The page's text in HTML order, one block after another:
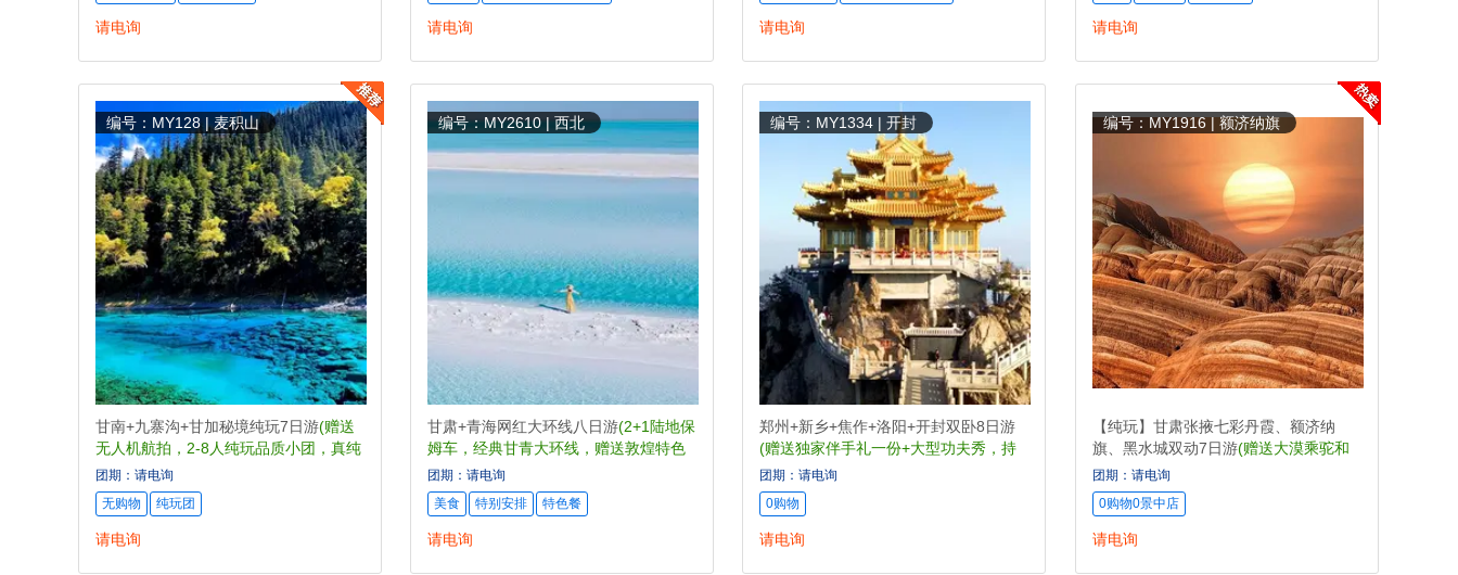
请电询 请电询 请电询 请电询
编号：MY128 | 麦积山
甘南+九寨沟+甘加秘境纯玩7日游(赠送
无人机航拍，2-8人纯玩品质小团，真纯
玩0购物0套路)
团期：请电询
无购物
纯玩团
请电询
编号：MY2610 | 西北
甘肃+青海网红大环线八日游(2+1陆地保
姆车，经典甘青大环线，赠送敦煌特色
丝巾)
团期：请电询
美食
特别安排 特色餐
请电询
编号：MY1334 | 开封
郑州+新乡+焦作+洛阳+开封双卧8日游
(赠送独家伴手礼一份+大型功夫秀，持
证专业导游全程讲解)
团期：请电询
0购物
请电询
编号：MY1916 | 额济纳旗
【纯玩】甘肃张掖七彩丹霞、额济纳
旗、黑水城双动7日游(赠送大漠乘驼和
特色马车，真纯玩0购物0套路)
团期：请电询
0购物0景中店
请电询